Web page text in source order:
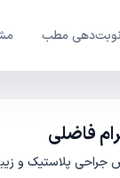
نوبت‌دهی مطب
فاضلی
پلاستیک و